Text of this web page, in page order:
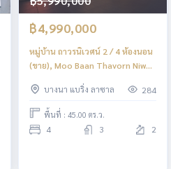
฿4,990,000
หมู่บ้าน ถาวรนิเวศน์ 2 / 4 ห้องนอน
(ขาย), Moo Baan Thavorn Niwet
GNG128
บางนา แบริ่ง ลาซาล 284
พื้นที่ : 45.00 ตร.ว.
4 3 2